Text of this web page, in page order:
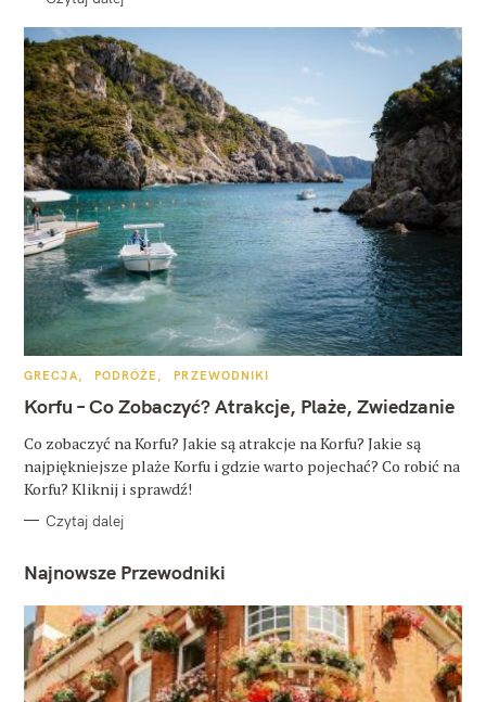
K
T
E
O
R
I
GRECJA PODRÓŻE PRZEWODNIKI
Korfu – Co Zobaczyć? Atrakcje, Plaże, Zwiedzanie
Co zobaczyć na Korfu? Jakie są atrakcje na Korfu? Jakie są
najpiękniejsze plaże Korfu i gdzie warto pojechać? Co robić na
Korfu? Kliknij i sprawdź!
Czytaj dalej
Najnowsze Przewodniki